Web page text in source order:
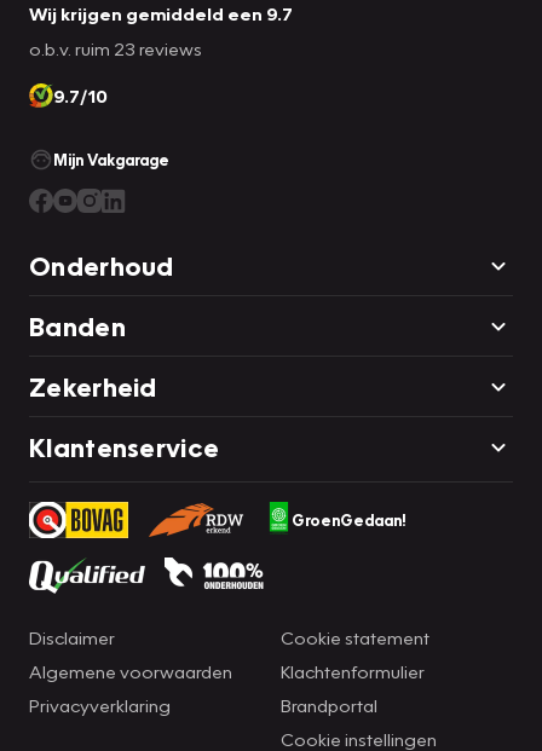
Wij krijgen gemiddeld een 9.7
o.b.v. ruim 23 reviews
9.7/10
Mijn Vakgarage
Onderhoud
Banden
Zekerheid
Klantenservice
GroenGedaan!
Disclaimer
Algemene voorwaarden
Privacyverklaring
Cookie statement
Klachtenformulier
Brandportal
Cookie instellingen